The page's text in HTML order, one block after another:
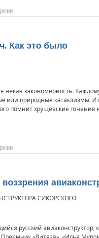
Как это было
некая закономерность.
или природные катаклизмы.
помнит хрущевские
СИКОРСКОГО
русский авиаконструктор,